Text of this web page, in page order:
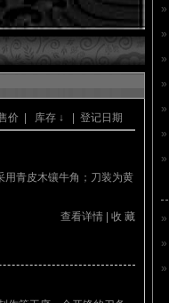
»
»
»
»
»
»
»
»
»
»
价 库存 ↓ 登记日期
用青皮木镶牛角；刀装为黄
查看详情
收 藏